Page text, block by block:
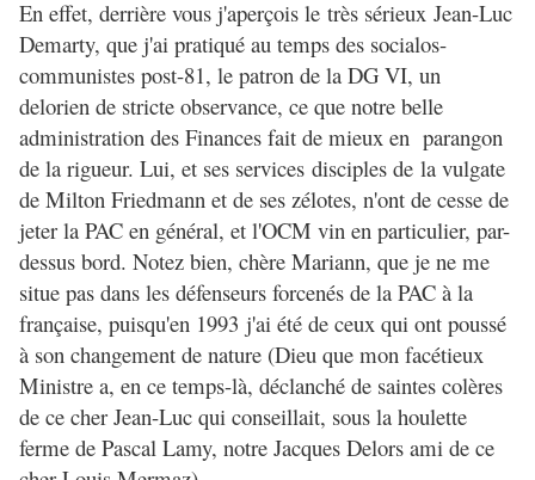
En effet, derrière vous j'aperçois le très sérieux Jean-Luc
Demarty, que j'ai pratiqué au temps des socialos-
communistes post-81, le patron de la DG VI, un
delorien de stricte observance, ce que notre belle
administration des Finances fait de mieux en parangon
de la rigueur. Lui, et ses services disciples de la vulgate
de Milton Friedmann et de ses zélotes, n'ont de cesse de
jeter la PAC en général, et l'OCM vin en particulier, par-
dessus bord. Notez bien, chère Mariann, que je ne me
situe pas dans les défenseurs forcenés de la PAC à la
française, puisqu'en 1993 j'ai été de ceux qui ont poussé
à son changement de nature (Dieu que mon facétieux
Ministre a, en ce temps-là, déclanché de saintes colères
de ce cher Jean-Luc qui conseillait, sous la houlette
ferme de Pascal Lamy, notre Jacques Delors ami de ce